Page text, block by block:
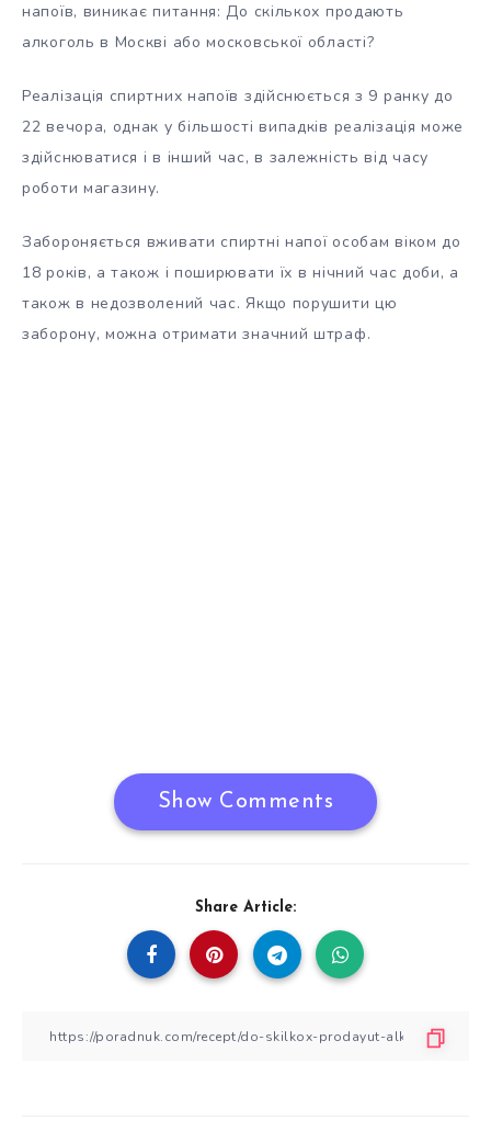
напоїв, виникає питання: До скількох продають
алкоголь в Москві або московської області?
Реалізація спиртних напоїв здійснюється з 9 ранку до
22 вечора, однак у більшості випадків реалізація може
здійснюватися і в інший час, в залежність від часу
роботи магазину.
Забороняється вживати спиртні напої особам віком до
18 років, а також і поширювати їх в нічний час доби, а
також в недозволений час. Якщо порушити цю
заборону, можна отримати значний штраф.
Show Comments
Share Article: